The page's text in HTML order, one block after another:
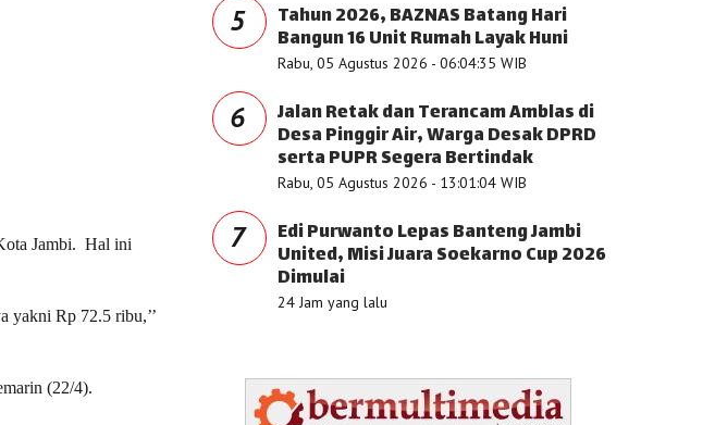
Jambi. Hal ini
yakni Rp 72.5 ribu,’’
(22/4).
5 Tahun 2026, BAZNAS Batang Hari
Bangun 16 Unit Rumah Layak Huni
Rabu, 05 Agustus 2026 - 06:04:35 WIB
6 Jalan Retak dan Terancam Amblas di
Desa Pinggir Air, Warga Desak DPRD
serta PUPR Segera Bertindak
Rabu, 05 Agustus 2026 - 13:01:04 WIB
7 Edi Purwanto Lepas Banteng Jambi
United, Misi Juara Soekarno Cup 2026
Dimulai
24 Jam yang lalu